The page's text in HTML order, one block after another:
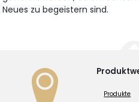
Neues zu begeistern sind.
Produkte